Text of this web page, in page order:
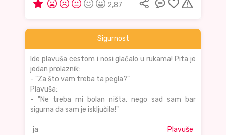
2,87
Sigurnost
Ide plavuša cestom i nosi glačalo u rukama! Pita je
jedan prolaznik:
- "Za što vam treba ta pegla?"
Plavuša:
- "Ne treba mi bolan ništa, nego sad sam bar
sigurna da sam je isključila!"
ja Plavuše